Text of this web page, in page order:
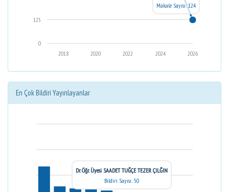
0
125
2026
2024
2022
2020
2018
Makale Sayısı: 124
En Çok Bildiri Yayınlayanlar
Dr. Öğr. Üyesi SAADET TUĞÇE TEZER ÇILĞIN
Bildiri Sayısı: 50